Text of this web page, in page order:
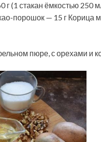
(1 стакан ёмкостью 250
порошок — 15 г Корица
пюре, с орехами и